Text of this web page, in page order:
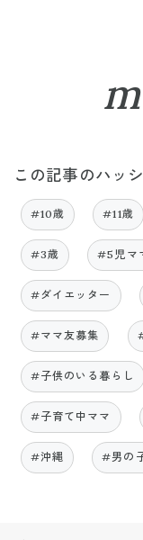
この記事のハッ
#10歳 #11歳
#3歳 #5児マ
#ダイエッター
#ママ友募集
#子供のいる暮らし
#子育て中ママ
#沖縄 #男の